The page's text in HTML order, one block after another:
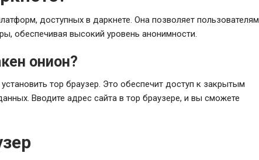
доступных в даркнете. Она позволяет пользователям
обеспечивая высокий уровень анонимности.
онион?
тор браузер. Это обеспечит доступ к закрытым
Вводите адрес сайта в тор браузере, и вы сможете